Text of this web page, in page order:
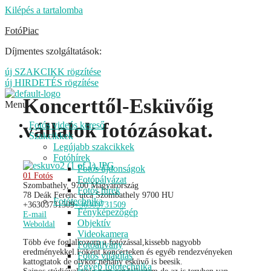
Kilépés a tartalomba
FotóPiac
Díjmentes szolgáltatások:
új SZAKCIKK rögzítése
új HIRDETÉS rögzítése
Menu
Fotós videós kereső
Szakcikkek
Legújabb szakcikkek
Fotóhírek
Fotós újdonságok
Fotópályázat
Fotós hírek
Fotótechnika
Fényképezőgép
Objektív
Videokamera
Fotóállvány
Fotós világítás
Egyéb fotótechnika
Koncerttől-Esküvőig
vállalok fotózásokat.
01 Fotós
Szombathely, 9700 Magyarország
78 Deák Ferenc utca Szombathely 9700 HU
+36303731509+36303731509
E-mail
Weboldal
Több éve foglalkozom a fotózással,kissebb nagyobb
eredményekkel.Főként koncerteken és egyéb rendezvényeken
kattogtatok de olykor néhány esküvő is beesik.